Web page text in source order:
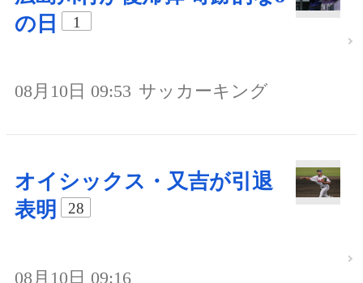
の日
1
08月10日 09:53 サッカーキング
オイシックス・又吉が引退
表明
28
08月10日 09:16